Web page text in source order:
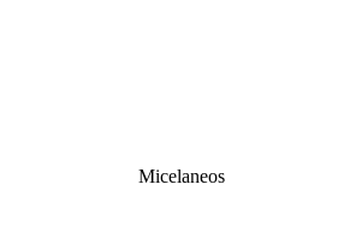
Micelaneos